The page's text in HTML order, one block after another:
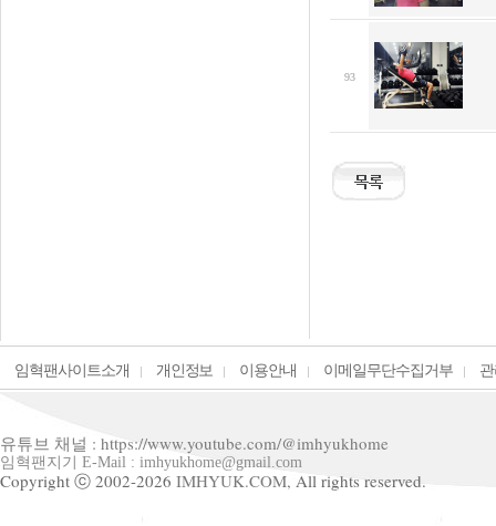
93
임혁팬사이트소개 개인정보 이용안내 이메일무단수집거부
유튜브 채널 : https://www.youtube.com/@imhyukhome
임혁팬지기 E-Mail : imhyukhome@gmail.com
Copyright ⓒ 2002-2026 IMHYUK.COM, All rights reserved.